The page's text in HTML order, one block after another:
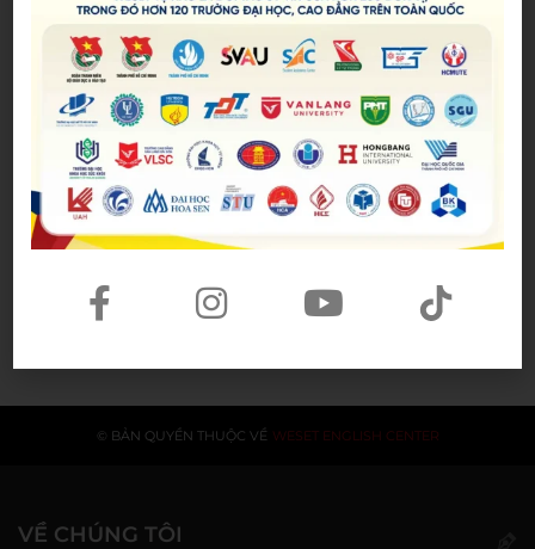
WE SHARE: Ước mơ lớn từ một
góc học tập nhỏ của nữ sinh
Nguyễn Thảo Trang
21/07/2026
Người phụ nữ giữ trọn lời hẹn
gần 60 năm được công nhận là
20/07/2026
© BẢN QUYỀN THUỘC VỀ WESET ENGLISH CENTER
VỀ CHÚNG TÔI